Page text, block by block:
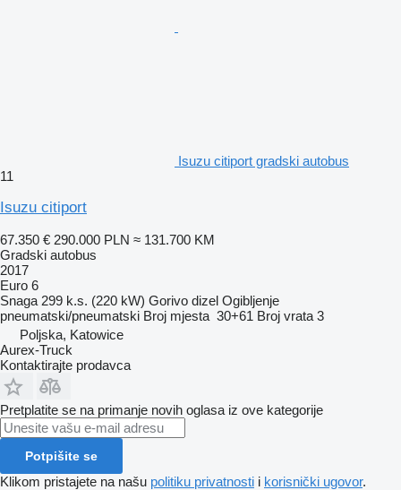
Isuzu citiport gradski autobus
11
Isuzu citiport
67.350 € 290.000 PLN ≈ 131.700 KM
Gradski autobus
2017
Euro 6
Snaga 299 k.s. (220 kW) Gorivo dizel Ogibljenje
pneumatski/pneumatski Broj mjesta 30+61 Broj vrata 3
Poljska, Katowice
Aurex-Truck
Kontaktirajte prodavca
Pretplatite se na primanje novih oglasa iz ove kategorije
Potpišite se
Klikom pristajete na našu politiku privatnosti i korisnički ugovor.